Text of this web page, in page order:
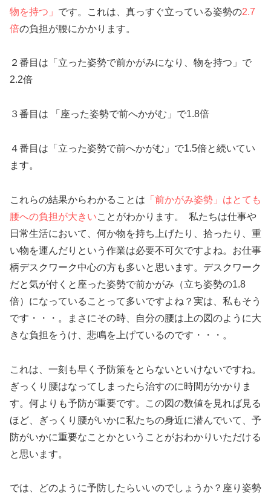
物を持つ」 です。これは、真っすぐ立っている姿勢の2.7
倍の負担が腰にかかります。
２番目は「立った姿勢で前かがみになり、物を持つ」で
2.2倍
３番目は 「座った姿勢で前へかがむ」で1.8倍
４番目は「立った姿勢で前へかがむ」で1.5倍と続いてい
ます。
これらの結果からわかることは 「前かがみ姿勢」はとても
腰への負担が大きいことがわかります。 私たちは仕事や
日常生活において、何か物を持ち上げたり、拾ったり、重
い物を運んだりという作業は必要不可欠ですよね。お仕事
柄デスクワーク中心の方も多いと思います。デスクワーク
だと気が付くと座った姿勢で前かがみ（立ち姿勢の1.8
倍）になっていることって多いですよね？実は、私もそう
です・・・。まさにその時、自分の腰は上の図のように大
きな負担をうけ、悲鳴を上げているのです・・・。
これは、一刻も早く予防策をとらないといけないですね。
ぎっくり腰はなってしまったら治すのに時間がかかりま
す。何よりも予防が重要です。この図の数値を見れば見る
ほど、ぎっくり腰がいかに私たちの身近に潜んでいて、予
防がいかに重要なことかということがおわかりいただける
と思います。
では、どのように予防したらいいのでしょうか？座り姿勢